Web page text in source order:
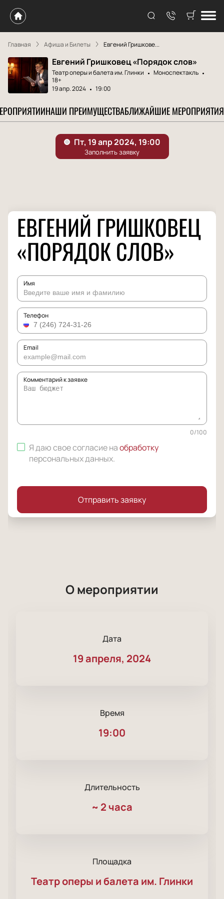
Главная Афиша и Билеты Евгений Гришкове...
Евгений Гришковец «Порядок слов»
Театр оперы и балета им. Глинки
Моноспектакль
18+
19 апр. 2024
19:00
НАШИ ПРЕИМУЩЕСТВАБЛИЖАЙШИЕ МЕРОПРИЯТИЯ
ЕВГЕНИЙ ГРИШКОВЕЦ
«ПОРЯДОК СЛОВ»
Имя
Телефон
Email
Комментарий к заявке
0/100
Я даю свое согласие наобработку
персональных данных.
Отправить заявку
О мероприятии
Дата
19 апреля, 2024
Время
19:00
Длительность
~ 2 часа
Площадка
Театр оперы и балета им. Глинки